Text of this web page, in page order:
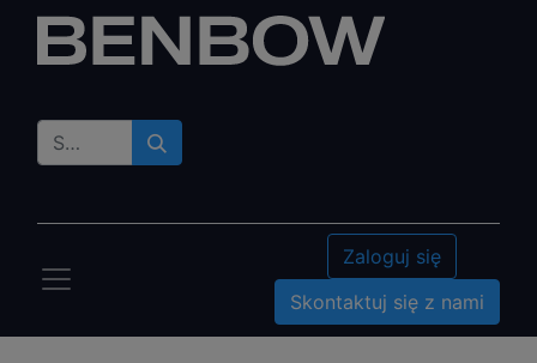
Zaloguj się
Skontaktuj się z nami